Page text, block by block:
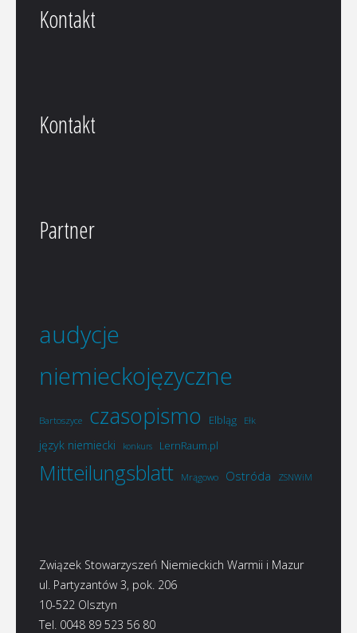
Kontakt
Kontakt
Partner
audycje
niemieckojęzyczne
Bartoszyce czasopismo Elbląg Ełk
język niemiecki konkurs LernRaum.pl
Mitteilungsblatt Mrągowo Ostróda ZSNWiM
Związek Stowarzyszeń Niemieckich Warmii i Mazur
ul. Partyzantów 3, pok. 206
10-522 Olsztyn
Tel. 0048 89 523 56 80